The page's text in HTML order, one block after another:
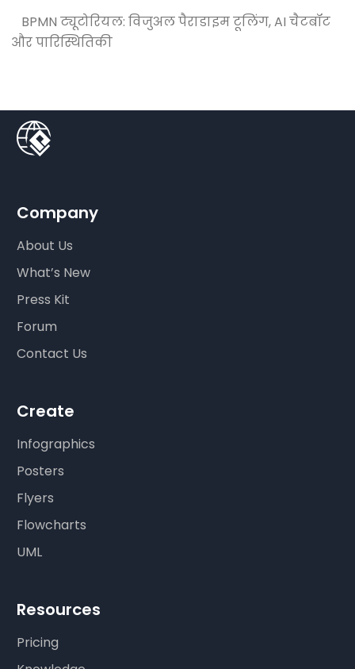
BPMN ट्यूटोरियल: विजुअल पैराडाइम टूलिंग, AI चैटबॉट
और पारिस्थितिकी
Company
About Us
What’s New
Press Kit
Forum
Contact Us
Create
Infographics
Posters
Flyers
Flowcharts
UML
Resources
Pricing